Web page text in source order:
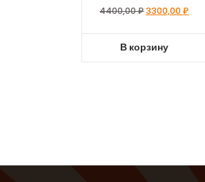
4400,00₽3300,00₽
В корзину